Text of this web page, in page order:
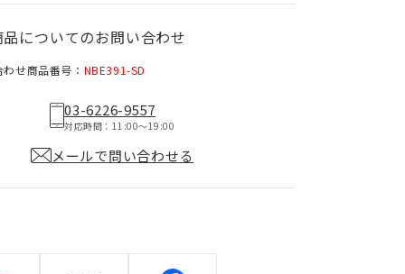
についてのお問い合わせ
せ商品番号： NBE391-SD
03-6226-9557
対応時間：11:00〜19:00
メールで問い合わせる